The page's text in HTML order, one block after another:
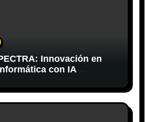
Innovación en
con IA